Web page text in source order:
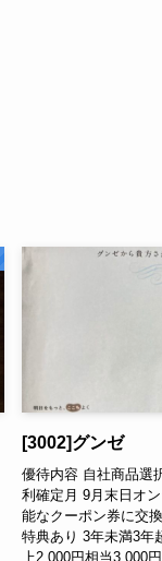
[3002]グンゼ
優待内容 自社商品選
利確定月 9月末日オ
能なクーポン券に交
特典あり 3年未満3年
上2,000円相当3,000